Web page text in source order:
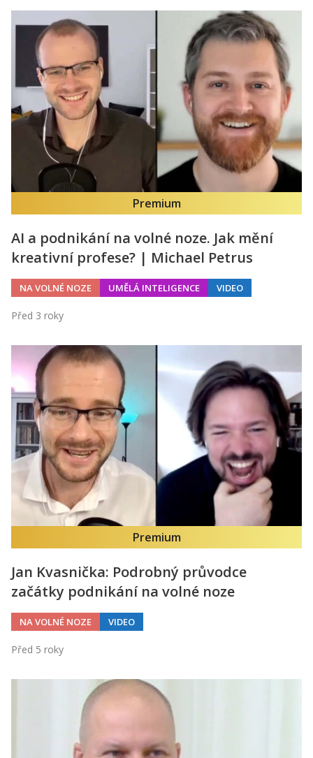
Premium
AI a podnikání na volné noze. Jak mění
kreativní profese? | Michael Petrus
NA VOLNÉ NOZE UMĚLÁ INTELIGENCE VIDEO
Před 3 roky
Premium
Jan Kvasnička: Podrobný průvodce
začátky podnikání na volné noze
NA VOLNÉ NOZE VIDEO
Před 5 roky